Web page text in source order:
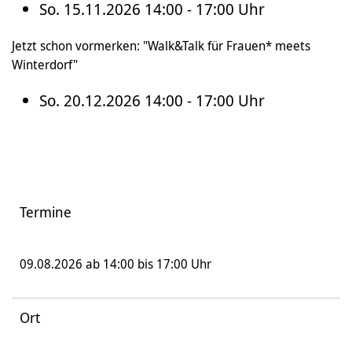
So. 15.11.2026 14:00 - 17:00 Uhr
Jetzt schon vormerken: "Walk&Talk für Frauen* meets
Winterdorf"
So. 20.12.2026 14:00 - 17:00 Uhr
Termine
09.08.2026 ab 14:00 bis 17:00 Uhr
Ort